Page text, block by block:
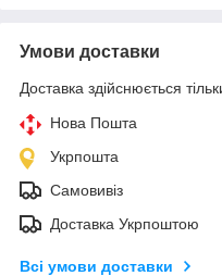
Умови доставки
Доставка здійснюється
Нова Пошта
Укрпошта
Самовивіз
Доставка Укрпоштою
Всі умови доставки